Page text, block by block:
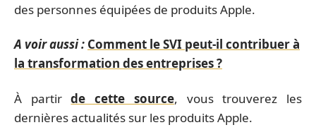
des personnes équipées de produits Apple.
A voir aussi : Comment le SVI peut-il contribuer à
la transformation des entreprises ?
À partirde cette source, vous trouverez les
dernières actualités sur les produits Apple.